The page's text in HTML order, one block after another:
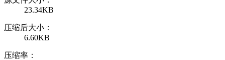
23.34KB
压缩后大小：
6.60KB
压缩率：